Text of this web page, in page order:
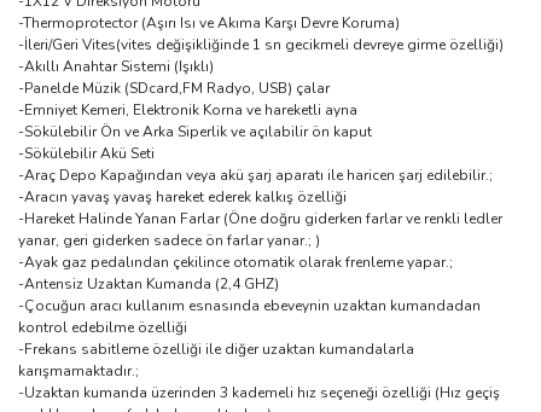
-Thermoprotector (Aşırı Isı ve Akıma Karşı Devre Koruma)
-İleri/Geri Vites(vites değişikliğinde 1 sn gecikmeli devreye girme özelliği)
-Akıllı Anahtar Sistemi (Işıklı)
-Panelde Müzik (SDcard,FM Radyo, USB) çalar
-Emniyet Kemeri, Elektronik Korna ve hareketli ayna
-Sökülebilir Ön ve Arka Siperlik ve açılabilir ön kaput
-Sökülebilir Akü Seti
-Araç Depo Kapağından veya akü şarj aparatı ile haricen şarj edilebilir.;
-Aracın yavaş yavaş hareket ederek kalkış özelliği
-Hareket Halinde Yanan Farlar (Öne doğru giderken farlar ve renkli ledler
yanar, geri giderken sadece ön farlar yanar.; )
-Ayak gaz pedalından çekilince otomatik olarak frenleme yapar.;
-Antensiz Uzaktan Kumanda (2,4 GHZ)
-Çocuğun aracı kullanım esnasında ebeveynin uzaktan kumandadan
kontrol edebilme özelliği
-Frekans sabitleme özelliği ile diğer uzaktan kumandalarla
karışmamaktadır.;
-Uzaktan kumanda üzerinden 3 kademeli hız seçeneği özelliği (Hız geçiş